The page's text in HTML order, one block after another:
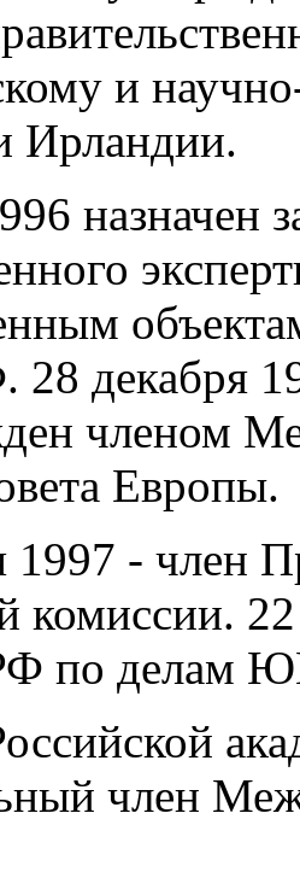
и
Ирландии.
назначен
28 декабря
членом
Европы.
1997 - член
комиссии.
по делам
член